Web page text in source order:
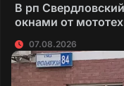
В рп
окнами от
07.08.2026